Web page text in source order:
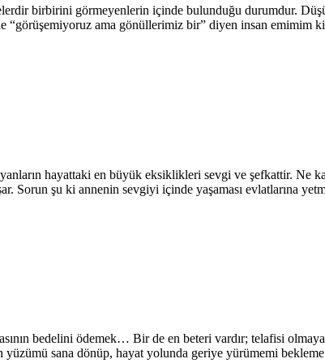
birbirini görmeyenlerin içinde bulunduğu durumdur.
“görüşemiyoruz ama gönüllerimiz bir” diyen insan emimim
hayattaki en büyük eksiklikleri sevgi ve şefkattir. Ne
Sorun şu ki annenin sevgiyi içinde yaşaması evlatlarına
bedelini ödemek… Bir de en beteri vardır; telafisi
sana dönüp, hayat yolunda geriye yürümemi